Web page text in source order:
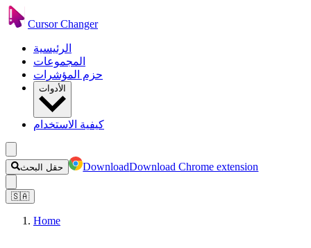
Cursor Changer
الرئيسية
المجموعات
حزم المؤشرات
الأدوات
كيفية الاستخدام
حقل البحث DownloadDownload Chrome extension
🇸🇦
Home